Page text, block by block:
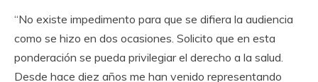
“No existe impedimento para que se difiera la audiencia
como se hizo en dos ocasiones. Solicito que en esta
ponderación se pueda privilegiar el derecho a la salud.
Desde hace diez años me han venido representando